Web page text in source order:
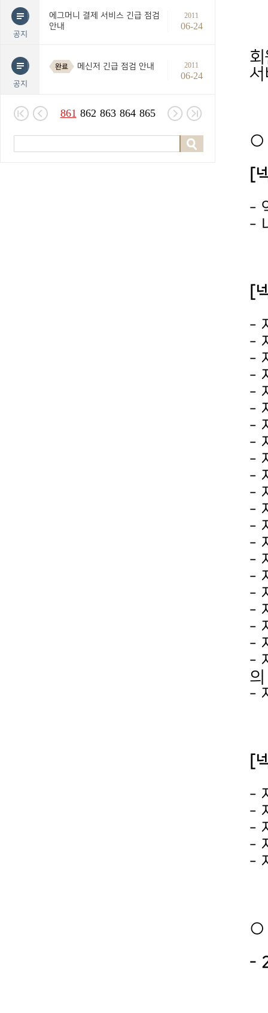
공지
에그머니 결제 서비스 긴급 점검
안내
2011
06-24
공지
완료 메신저 긴급 점검 안내 2011
06-24
861 862 863 864 865
○
[
-
-
[
-
-
-
-
-
-
-
-
-
-
-
-
-
-
-
-
-
-
-
-
-
-
[
-
-
-
-
-
○
-